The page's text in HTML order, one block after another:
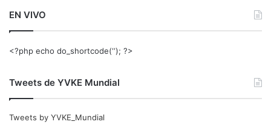
EN VIVO
<?php echo do_shortcode(‘‘); ?>
Tweets de YVKE Mundial
Tweets by YVKE_Mundial